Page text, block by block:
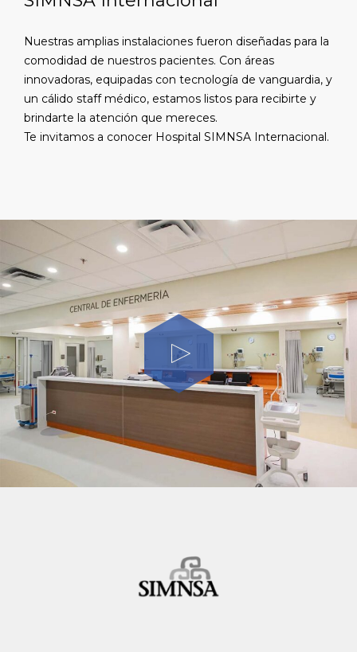
Nuestras amplias instalaciones fueron diseñadas para la
comodidad de nuestros pacientes. Con áreas
innovadoras, equipadas con tecnología de vanguardia, y
un cálido staff médico, estamos listos para recibirte y
brindarte la atención que mereces.
Te invitamos a conocer Hospital SIMNSA Internacional.